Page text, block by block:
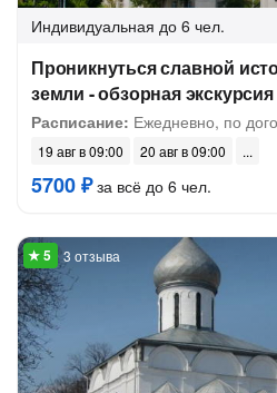
Индивидуальная до 6 чел.
Проникнуться славной
земли - обзорная экскурсия
Расписание: Ежедневно, по
19 авг в 09:00 20 авг в 09:00
5700 ₽за всё до 6 чел.
3 отзыва